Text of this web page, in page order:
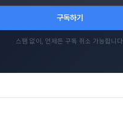
구독하기
스팸 없이, 언제든 구독 취소 가능합니